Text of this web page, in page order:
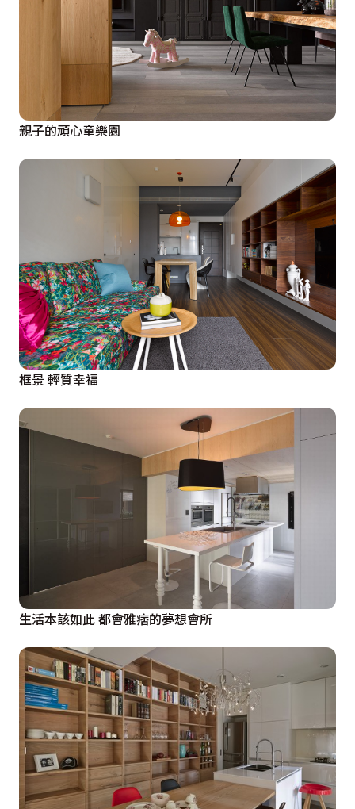
親子的頑心童樂園
框景 輕質幸福
生活本該如此 都會雅痞的夢想會所